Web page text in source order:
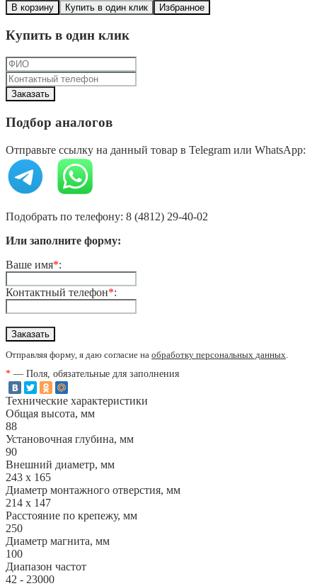
В корзину Купить в один клик Избранное
Купить в один клик
Подбор аналогов
Отправьте ссылку на данный товар в Telegram или WhatsApp:
Подобрать по телефону: 8 (4812) 29-40-02
Или заполните форму:
Ваше имя*:
Контактный телефон*:
Отправляя форму, я даю согласие на обработку персональных данных.
* — Поля, обязательные для заполнения
Технические характеристики
Общая высота, мм
88
Установочная глубина, мм
90
Внешний диаметр, мм
243 х 165
Диаметр монтажного отверстия, мм
214 х 147
Расстояние по крепежу, мм
250
Диаметр магнита, мм
100
Диапазон частот
42 - 23000